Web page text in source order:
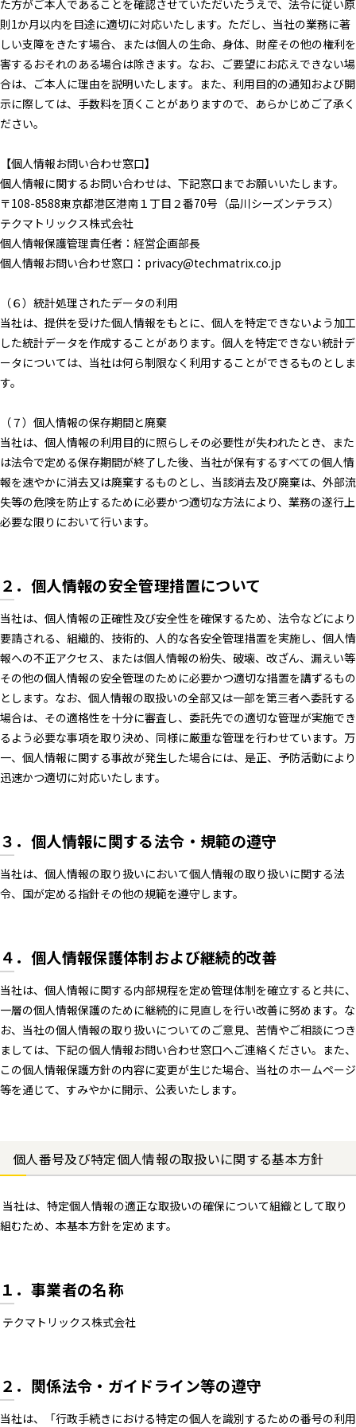
た方がご本人であることを確認させていただいたうえで、法令に従い原
則1か月以内を目途に適切に対応いたします。ただし、当社の業務に著
しい支障をきたす場合、または個人の生命、身体、財産その他の権利を
害するおそれのある場合は除きます。なお、ご要望にお応えできない場
合は、ご本人に理由を説明いたします。また、利用目的の通知および開
示に際しては、手数料を頂くことがありますので、あらかじめご了承く
ださい。
【個人情報お問い合わせ窓口】
個人情報に関するお問い合わせは、下記窓口までお願いいたします。
〒108-8588東京都港区港南１丁目２番70号（品川シーズンテラス）
テクマトリックス株式会社
個人情報保護管理責任者：経営企画部長
個人情報お問い合わせ窓口：privacy@techmatrix.co.jp
（６）統計処理されたデータの利用
当社は、提供を受けた個人情報をもとに、個人を特定できないよう加工
した統計データを作成することがあります。個人を特定できない統計デ
ータについては、当社は何ら制限なく利用することができるものとしま
す。
（７）個人情報の保存期間と廃棄
当社は、個人情報の利用目的に照らしその必要性が失われたとき、また
は法令で定める保存期間が終了した後、当社が保有するすべての個人情
報を速やかに消去又は廃棄するものとし、当該消去及び廃棄は、外部流
失等の危険を防止するために必要かつ適切な方法により、業務の遂行上
必要な限りにおいて行います。
２．個人情報の安全管理措置について
当社は、個人情報の正確性及び安全性を確保するため、法令などにより
要請される、組織的、技術的、人的な各安全管理措置を実施し、個人情
報への不正アクセス、または個人情報の紛失、破壊、改ざん、漏えい等
その他の個人情報の安全管理のために必要かつ適切な措置を講ずるもの
とします。なお、個人情報の取扱いの全部又は一部を第三者へ委託する
場合は、その適格性を十分に審査し、委託先での適切な管理が実施でき
るよう必要な事項を取り決め、同様に厳重な管理を行わせています。万
一、個人情報に関する事故が発生した場合には、是正、予防活動により
迅速かつ適切に対応いたします。
３．個人情報に関する法令・規範の遵守
当社は、個人情報の取り扱いにおいて個人情報の取り扱いに関する法
令、国が定める指針その他の規範を遵守します。
４．個人情報保護体制および継続的改善
当社は、個人情報に関する内部規程を定め管理体制を確立すると共に、
一層の個人情報保護のために継続的に見直しを行い改善に努めます。な
お、当社の個人情報の取り扱いについてのご意見、苦情やご相談につき
ましては、下記の個人情報お問い合わせ窓口へご連絡ください。また、
この個人情報保護方針の内容に変更が生じた場合、当社のホームページ
等を通じて、すみやかに開示、公表いたします。
個人番号及び特定個人情報の取扱いに関する基本方針
当社は、特定個人情報の適正な取扱いの確保について組織として取り
組むため、本基本方針を定めます。
１．事業者の名称
テクマトリックス株式会社
２．関係法令・ガイドライン等の遵守
当社は、「行政手続きにおける特定の個人を識別するための番号の利用